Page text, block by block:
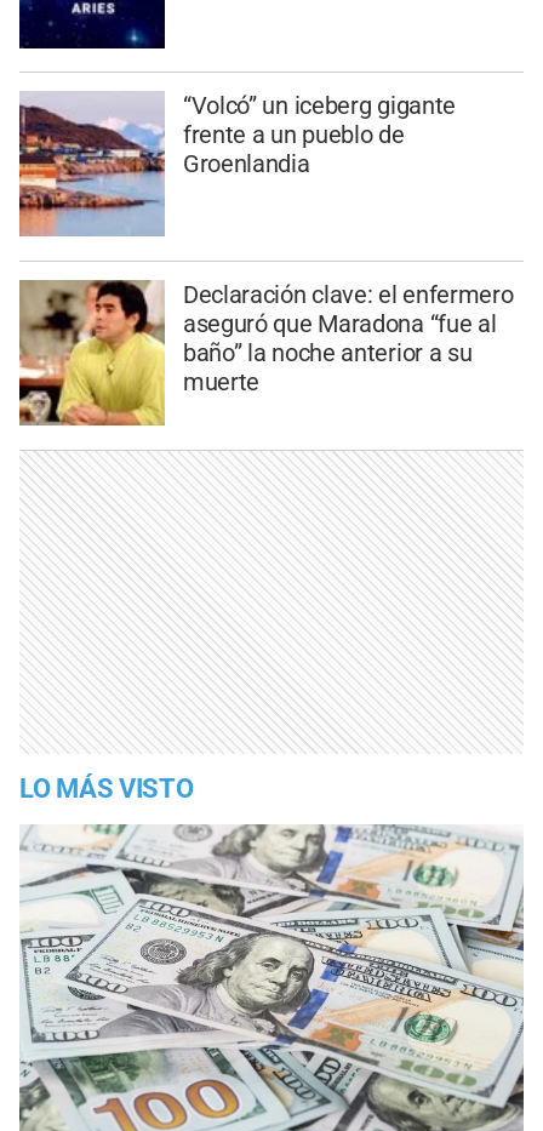
“Volcó” un iceberg gigante
frente a un pueblo de
Groenlandia
Declaración clave: el enfermero
aseguró que Maradona “fue al
baño” la noche anterior a su
muerte
LO MÁS VISTO